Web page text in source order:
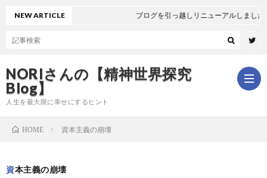
NORIさんの【精神世界探究
Blog】
人生を最大限に幸せにするヒント
NEW ARTICLE ブログを引っ越しリニューアルしました
HOME 資本主義の崩壊
資本主義の崩壊